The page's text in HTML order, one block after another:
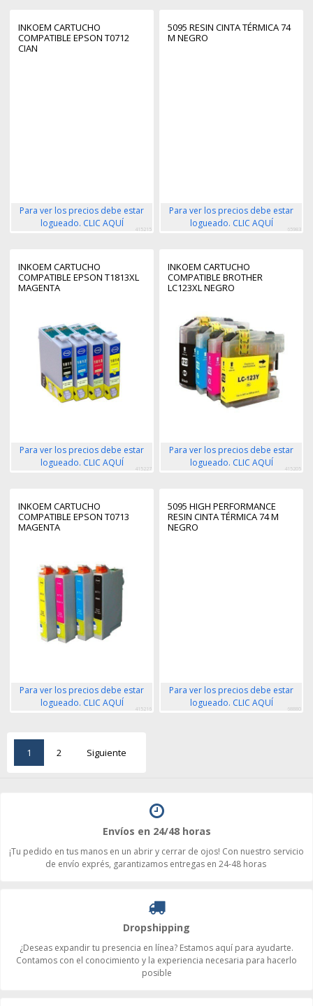
INKOEM CARTUCHO
COMPATIBLE EPSON T0712
CIAN
Para ver los precios debe estar
logueado. CLIC AQUÍ
415215
5095 RESIN CINTA TÉRMICA 74
M NEGRO
Para ver los precios debe estar
logueado. CLIC AQUÍ
65983
INKOEM CARTUCHO
COMPATIBLE EPSON T1813XL
MAGENTA
Para ver los precios debe estar
logueado. CLIC AQUÍ
415227
INKOEM CARTUCHO
COMPATIBLE BROTHER
LC123XL NEGRO
Para ver los precios debe estar
logueado. CLIC AQUÍ
415205
INKOEM CARTUCHO
COMPATIBLE EPSON T0713
MAGENTA
Para ver los precios debe estar
logueado. CLIC AQUÍ
415216
5095 HIGH PERFORMANCE
RESIN CINTA TÉRMICA 74 M
NEGRO
Para ver los precios debe estar
logueado. CLIC AQUÍ
68880
1 2 Siguiente
Envíos en 24/48 horas
¡Tu pedido en tus manos en un abrir y cerrar de ojos! Con nuestro servicio
de envío exprés, garantizamos entregas en 24-48 horas
Dropshipping
¿Deseas expandir tu presencia en línea? Estamos aquí para ayudarte.
Contamos con el conocimiento y la experiencia necesaria para hacerlo
posible